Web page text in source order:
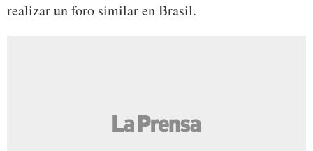
realizar un foro similar en Brasil.